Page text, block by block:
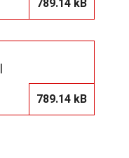
789.14 kB
789.14 kB